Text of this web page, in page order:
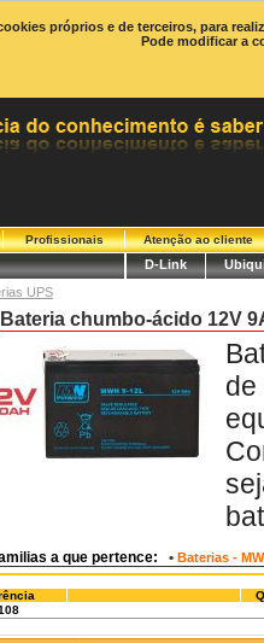
próprios e de terceiros, para
Pode modificar a
Profissionais Atenção ao cliente
D-Link
UPS
Bateria chumbo-ácido 12V
a que pertence: • Baterias -